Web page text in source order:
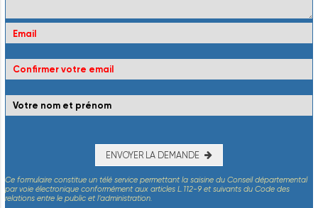
ENVOYER LA DEMANDE
Ce formulaire constitue un télé service permettant la saisine du Conseil départemental
par voie électronique conformément aux articles L.112-9 et suivants du Code des
relations entre le public et l’administration.